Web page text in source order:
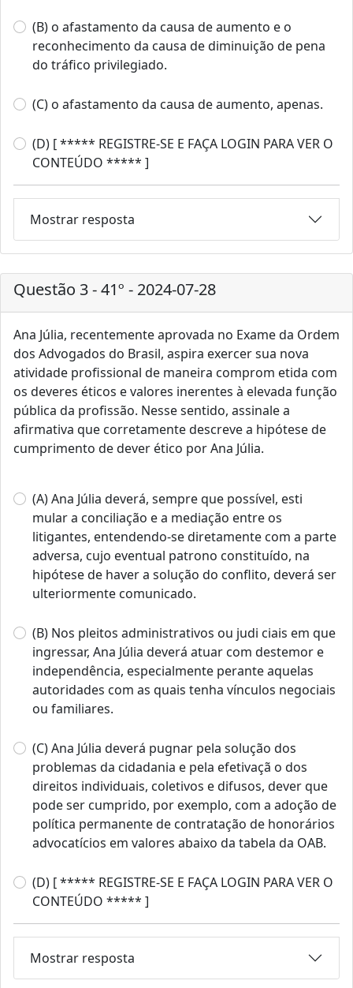
(B) o afastamento da causa de aumento e o
reconhecimento da causa de diminuição de pena
do tráfico privilegiado.
(C) o afastamento da causa de aumento, apenas.
(D) [ ***** REGISTRE-SE E FAÇA LOGIN PARA VER O
CONTEÚDO ***** ]
Mostrar resposta
Questão 3 - 41º - 2024-07-28
Ana Júlia, recentemente aprovada no Exame da Ordem
dos Advogados do Brasil, aspira exercer sua nova
atividade profissional de maneira comprom etida com
os deveres éticos e valores inerentes à elevada função
pública da profissão. Nesse sentido, assinale a
afirmativa que corretamente descreve a hipótese de
cumprimento de dever ético por Ana Júlia.
(A) Ana Júlia deverá, sempre que possível, esti
mular a conciliação e a mediação entre os
litigantes, entendendo-se diretamente com a parte
adversa, cujo eventual patrono constituído, na
hipótese de haver a solução do conflito, deverá ser
ulteriormente comunicado.
(B) Nos pleitos administrativos ou judi ciais em que
ingressar, Ana Júlia deverá atuar com destemor e
independência, especialmente perante aquelas
autoridades com as quais tenha vínculos negociais
ou familiares.
(C) Ana Júlia deverá pugnar pela solução dos
problemas da cidadania e pela efetivaçã o dos
direitos individuais, coletivos e difusos, dever que
pode ser cumprido, por exemplo, com a adoção de
política permanente de contratação de honorários
advocatícios em valores abaixo da tabela da OAB.
(D) [ ***** REGISTRE-SE E FAÇA LOGIN PARA VER O
CONTEÚDO ***** ]
Mostrar resposta